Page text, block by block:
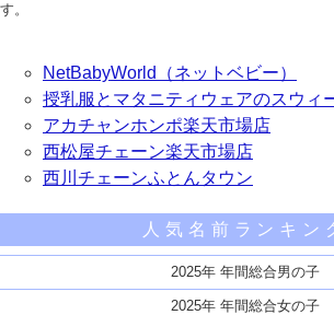
す。
NetBabyWorld（ネットベビー）
授乳服とマタニティウェアのスウィ
アカチャンホンポ楽天市場店
西松屋チェーン楽天市場店
西川チェーンふとんタウン
人気名前ランキン
2025年 年間総合男の子
2025年 年間総合女の子